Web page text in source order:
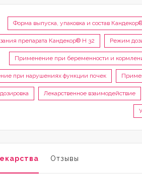
Форма выпуска, упаковка и состав
препарата Кандекор® H 32 Режим
Применение при беременности и
при нарушениях функции почек
Лекарственное взаимодействие
Отзывы